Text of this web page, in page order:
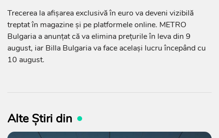
Trecerea la afișarea exclusivă în euro va deveni vizibilă
treptat în magazine și pe platformele online. METRO
Bulgaria a anunțat că va elimina prețurile în leva din 9
august, iar Billa Bulgaria va face același lucru începând cu
10 august.
Alte Știri din